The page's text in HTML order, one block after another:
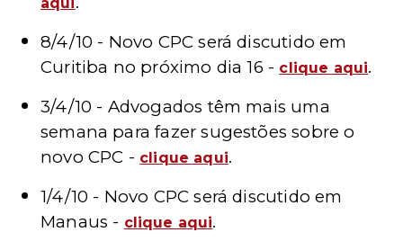
8/4/10 - Novo CPC será discutido em
Curitiba no próximo dia 16 - clique aqui.
3/4/10 - Advogados têm mais uma
semana para fazer sugestões sobre o
novo CPC - clique aqui.
1/4/10 - Novo CPC será discutido em
Manaus - clique aqui.